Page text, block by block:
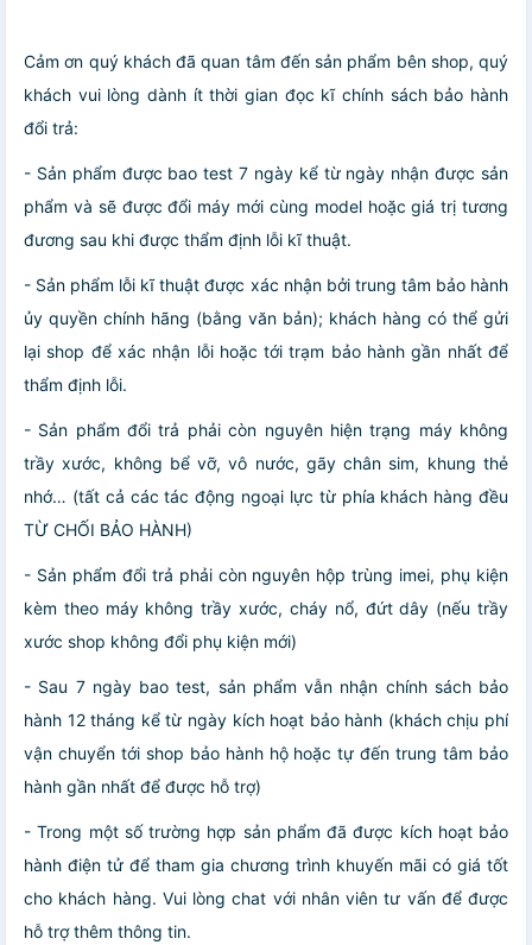
Cảm ơn quý khách đã quan tâm đến sản phẩm bên shop, quý
khách vui lòng dành ít thời gian đọc kĩ chính sách bảo hành
đổi trả:
- Sản phẩm được bao test 7 ngày kể từ ngày nhận được sản
phẩm và sẽ được đổi máy mới cùng model hoặc giá trị tương
đương sau khi được thẩm định lỗi kĩ thuật.
- Sản phẩm lỗi kĩ thuật được xác nhận bởi trung tâm bảo hành
ủy quyền chính hãng (bằng văn bản); khách hàng có thể gửi
lại shop để xác nhận lỗi hoặc tới trạm bảo hành gần nhất để
thẩm định lỗi.
- Sản phẩm đổi trả phải còn nguyên hiện trạng máy không
trầy xước, không bể vỡ, vô nước, gãy chân sim, khung thẻ
nhớ… (tất cả các tác động ngoại lực từ phía khách hàng đều
TỪ CHỐI BẢO HÀNH)
- Sản phẩm đổi trả phải còn nguyên hộp trùng imei, phụ kiện
kèm theo máy không trầy xước, cháy nổ, đứt dây (nếu trầy
xước shop không đổi phụ kiện mới)
- Sau 7 ngày bao test, sản phẩm vẫn nhận chính sách bảo
hành 12 tháng kể từ ngày kích hoạt bảo hành (khách chịu phí
vận chuyển tới shop bảo hành hộ hoặc tự đến trung tâm bảo
hành gần nhất để được hỗ trợ)
- Trong một số trường hợp sản phẩm đã được kích hoạt bảo
hành điện tử để tham gia chương trình khuyến mãi có giá tốt
cho khách hàng. Vui lòng chat với nhân viên tư vấn để được
hỗ trợ thêm thông tin.